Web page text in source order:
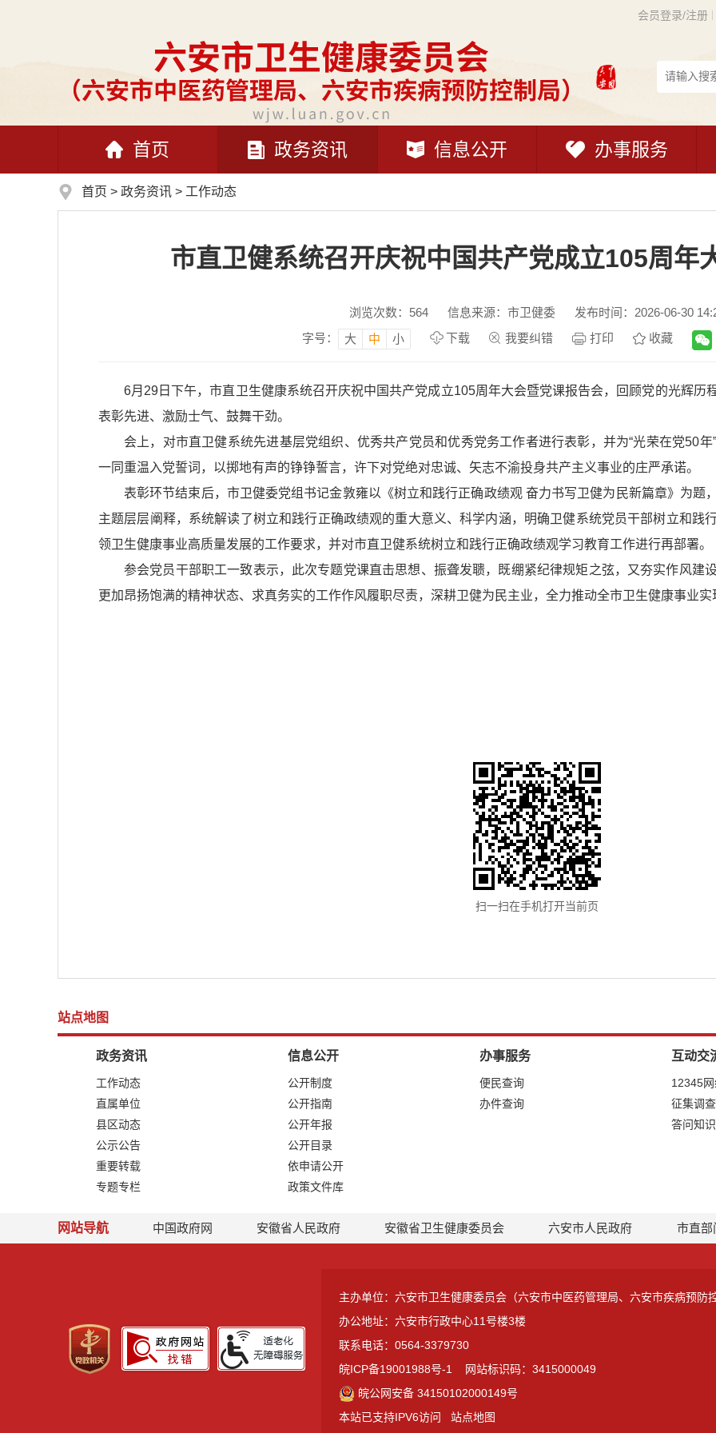
会员登录/注册
首页 政务资讯 信息公开 办事服务
首页 > 政务资讯 > 工作动态
市直卫健系统召开庆祝中国共产党成立105周年
浏览次数： 564 信息来源：市卫健委
发布时间：2026-06-30
字号：
大 中 小 下载 我要纠错 打印 收藏
6月29日下午，市直卫生健康系统召开庆祝中国共产党成立105周年大会暨党课报告会，回顾党的光辉历
表彰先进、激励士气、鼓舞干劲。
会上，对市直卫健系统先进基层党组织、优秀共产党员和优秀党务工作者进行表彰，并为“光荣在党50
一同重温入党誓词，以掷地有声的铮铮誓言，许下对党绝对忠诚、矢志不渝投身共产主义事业的庄严承诺。
表彰环节结束后，市卫健委党组书记金敦雍以《树立和践行正确政绩观 奋力书写卫健为民新篇章》为题
主题层层阐释，系统解读了树立和践行正确政绩观的重大意义、科学内涵，明确卫健系统党员干部树立和践
领卫生健康事业高质量发展的工作要求，并对市直卫健系统树立和践行正确政绩观学习教育工作进行再部署。
参会党员干部职工一致表示，此次专题党课直击思想、振聋发聩，既绷紧纪律规矩之弦，又夯实作风建
更加昂扬饱满的精神状态、求真务实的工作作风履职尽责，深耕卫健为民主业，全力推动全市卫生健康事业实
扫一扫在手机打开当前页
站点地图
政务资讯
工作动态
直属单位
县区动态
公示公告
重要转载
专题专栏
信息公开
公开制度
公开指南
公开年报
公开目录
依申请公开
政策文件库
办事服务
便民查询
办件查询
互动交
12345
征集调查
答问知
网站导航 中国政府网 安徽省人民政府 安徽省卫生健康委员会 六安市人民政府 市直部
主办单位：六安市卫生健康委员会（六安市中医药管理局、六安市疾病预防控
办公地址：六安市行政中心11号楼3楼
联系电话：0564-3379730
皖ICP备19001988号-1
网站标识码：3415000049
皖公网安备 34150102000149号
本站已支持IPV6访问
站点地图